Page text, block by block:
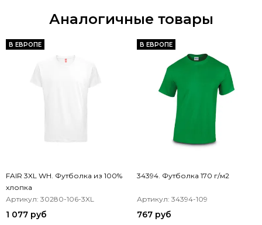
Аналогичные товары
В ЕВРОПЕ
FAIR 3XL WH. Футболка из 100%
хлопка
Артикул: 30280-106-3XL
1 077 руб
В ЕВРОПЕ
34394. Футболка 170 г/м2
Артикул: 34394-109
767 руб